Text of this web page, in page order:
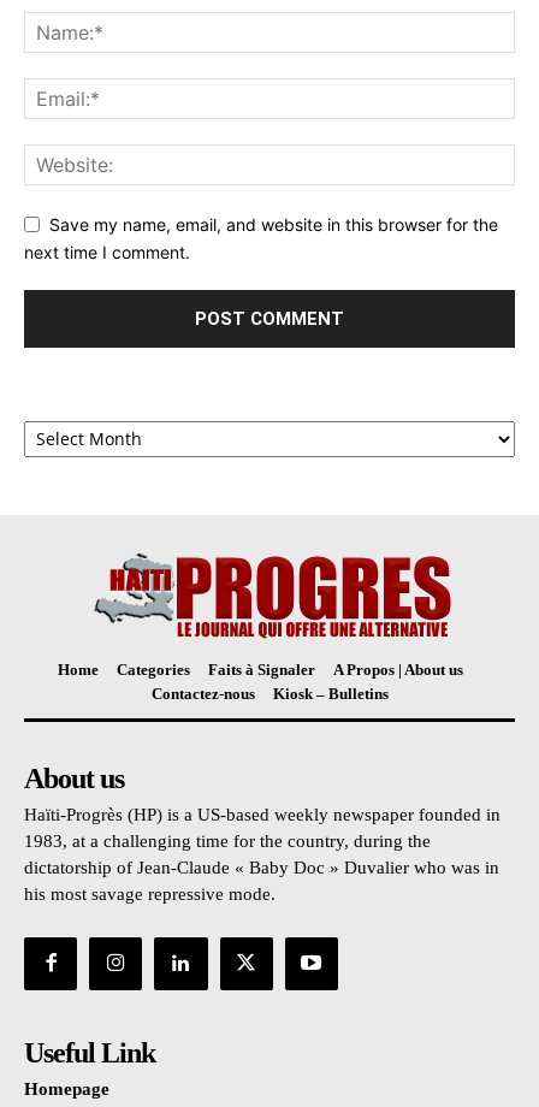
Save my name, email, and website in this browser for the
next time I comment.
Archives
Home Categories Faits à Signaler
A Propos | About us
Contactez-nous
Kiosk – Bulletins
About us
Haïti-Progrès (HP) is a US-based weekly newspaper founded in
1983, at a challenging time for the country, during the
dictatorship of Jean-Claude « Baby Doc » Duvalier who was in
his most savage repressive mode.
Useful Link
Homepage